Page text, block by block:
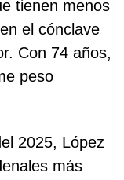
tienen menos
el cónclave
Con 74 años,
peso
2025, López
más